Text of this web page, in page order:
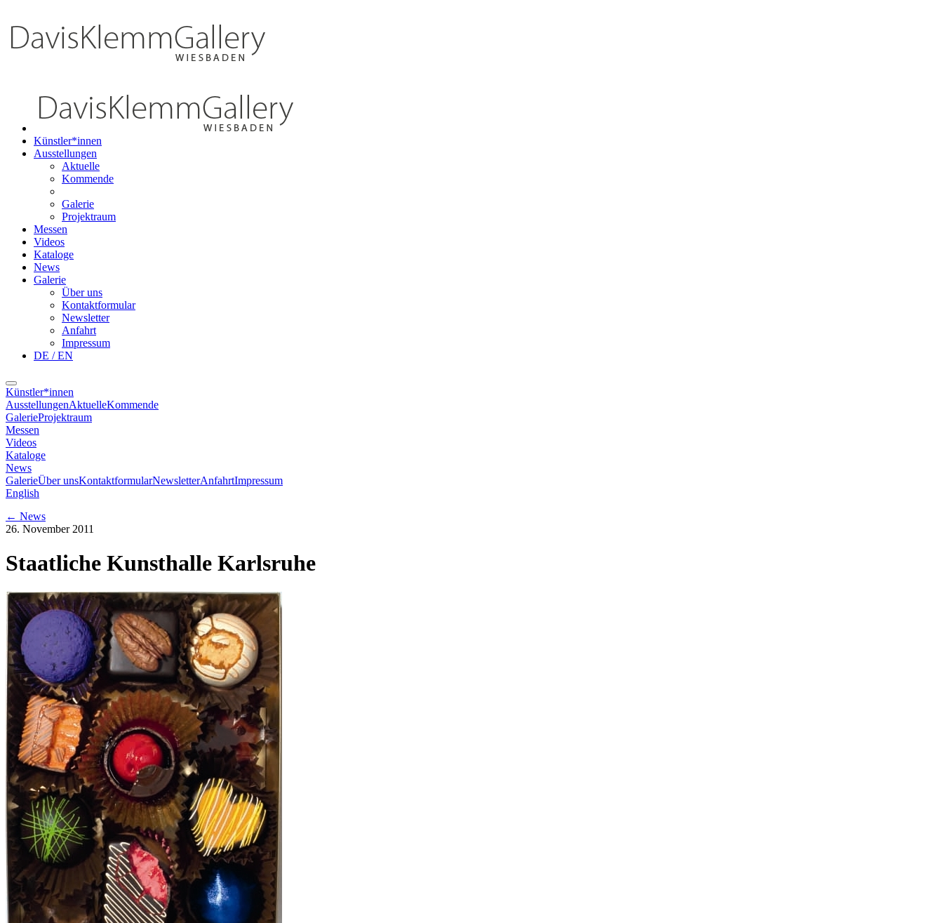
Künstler*innen
Ausstellungen
Aktuelle
Kommende
Galerie
Projektraum
Messen
Videos
Kataloge
News
Galerie
Über uns
Kontaktformular
Newsletter
Anfahrt
Impressum
DE / EN
Künstler*innen
AusstellungenAktuelleKommende
GalerieProjektraum
Messen
Videos
Kataloge
News
GalerieÜber unsKontaktformularNewsletterAnfahrtImpressum
English
← News
26. November 2011
Staatliche Kunsthalle Karlsruhe